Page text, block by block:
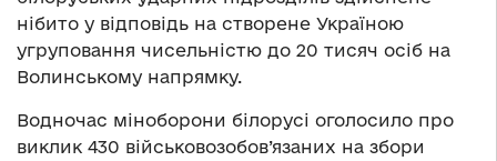
нібито у відповідь на створене Україною
угруповання чисельністю до 20 тисяч осіб на
Волинському напрямку.
Водночас міноборони білорусі оголосило про
виклик 430 військовозобов’язаних на збори